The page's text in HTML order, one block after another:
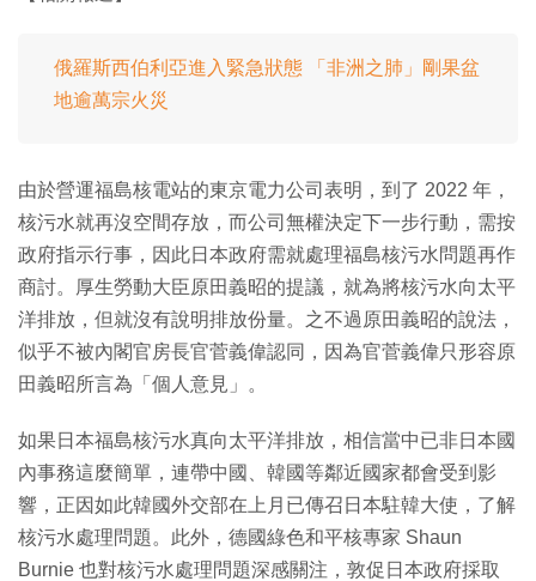
俄羅斯西伯利亞進入緊急狀態 「非洲之肺」剛果盆
地逾萬宗火災
由於營運福島核電站的東京電力公司表明，到了 2022 年，
核污水就再沒空間存放，而公司無權決定下一步行動，需按
政府指示行事，因此日本政府需就處理福島核污水問題再作
商討。厚生勞動大臣原田義昭的提議，就為將核污水向太平
洋排放，但就沒有說明排放份量。之不過原田義昭的說法，
似乎不被內閣官房長官菅義偉認同，因為官菅義偉只形容原
田義昭所言為「個人意見」。
如果日本福島核污水真向太平洋排放，相信當中已非日本國
內事務這麼簡單，連帶中國、韓國等鄰近國家都會受到影
響，正因如此韓國外交部在上月已傳召日本駐韓大使，了解
核污水處理問題。此外，德國綠色和平核專家 Shaun
Burnie 也對核污水處理問題深感關注，敦促日本政府採取